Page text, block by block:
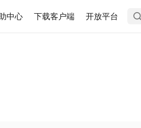
中心 下载客户端 开放平台